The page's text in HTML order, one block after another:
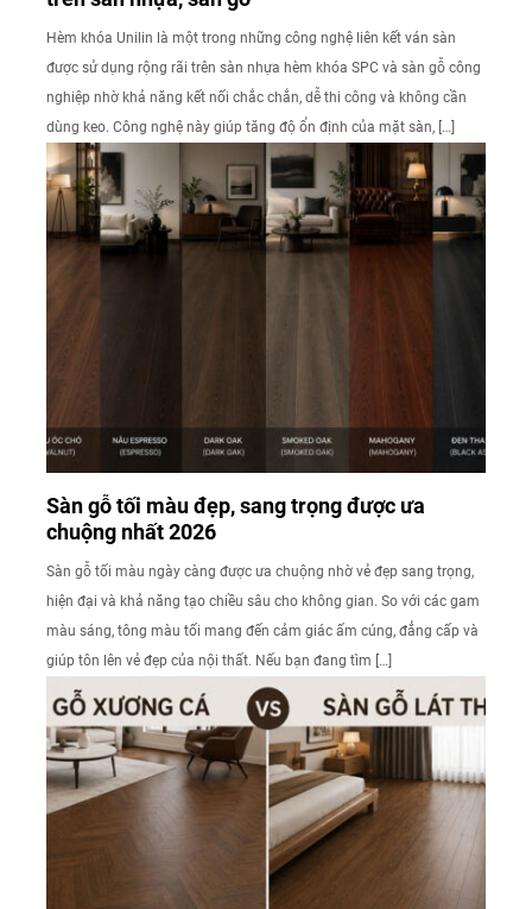
Hèm khóa Unilin là một trong những công nghệ liên kết ván sàn
được sử dụng rộng rãi trên sàn nhựa hèm khóa SPC và sàn gỗ công
nghiệp nhờ khả năng kết nối chắc chắn, dễ thi công và không cần
dùng keo. Công nghệ này giúp tăng độ ổn định của mặt sàn, […]
Sàn gỗ tối màu đẹp, sang trọng được ưa
chuộng nhất 2026
Sàn gỗ tối màu ngày càng được ưa chuộng nhờ vẻ đẹp sang trọng,
hiện đại và khả năng tạo chiều sâu cho không gian. So với các gam
màu sáng, tông màu tối mang đến cảm giác ấm cúng, đẳng cấp và
giúp tôn lên vẻ đẹp của nội thất. Nếu bạn đang tìm […]